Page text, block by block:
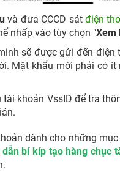
và đưa CCCD sát điện
nhấp vào tùy chọn "Xem
sẽ được gửi đến
Mật khẩu mới phải có
khoản VssID để tra
dành cho những
dẫn bí kíp tạo hàng chục